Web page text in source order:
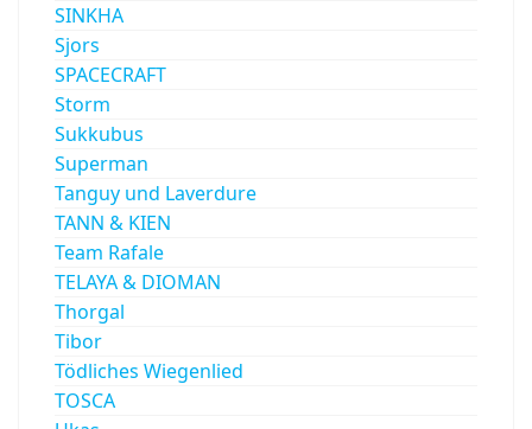
SINKHA
Sjors
SPACECRAFT
Storm
Sukkubus
Superman
Tanguy und Laverdure
TANN & KIEN
Team Rafale
TELAYA & DIOMAN
Thorgal
Tibor
Tödliches Wiegenlied
TOSCA